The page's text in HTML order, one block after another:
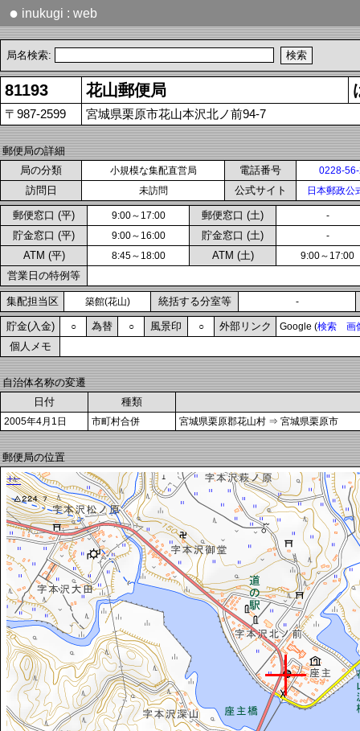
● inukugi : web
局名検索:
81193 花山郵便局
〒987-2599 宮城県栗原市花山本沢北ノ前94-7
郵便局の詳細
局の分類
小規模な集配直営局 電話番号 0228-
訪問日 未訪問 公式サイト 日本郵政公
郵便窓口 (平) 9:00～17:00 郵便窓口 (土) -
貯金窓口 (平) 9:00～16:00 貯金窓口 (土) -
ATM (平) 8:45～18:00 ATM (土) 9:00～17:00
営業日の特例等
集配担当区 築館(花山) 統括する分室等 -
貯金(入金) ○ 為替 ○ 風景印 ○ 外部リンク Google (検索 画
個人メモ
自治体名称の変遷
日付
種類
2005年4月1日 市町村合併 宮城県栗原郡花山村 ⇒ 宮城県栗原市
郵便局の位置